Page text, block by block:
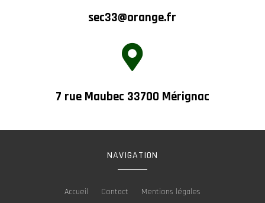
sec33@orange.fr

7 rue Maubec 33700 Mérignac
NAVIGATION
Accueil Contact Mentions légales